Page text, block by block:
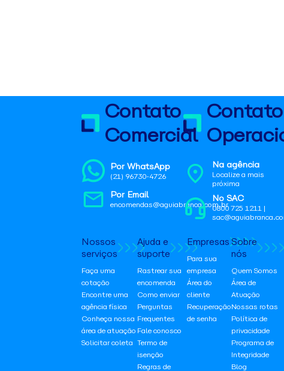
Contato
Comercial
Por WhatsApp
(21) 96730-4726
Por Email
encomendas@aguiabranca.com.br
Contato
Na agência
Localize a mais
próxima
No SAC
0800 725 1211 |
Nossos
serviços
Faça uma
cotação
Encontre uma
agência física
Conheça nossa
área de atuação
Solicitar coleta
Ajuda e
suporte
Rastrear sua
encomenda
Como enviar
Perguntas
Frequentes
Fale conosco
Termo de
isenção
Regras de
Empresas
Para sua
empresa
Área do
cliente
Recuperação
de senha
Sobre
nós
Quem Somos
Área de
Atuação
Nossas rotas
Política de
privacidade
Programa de
Integridade
Blog